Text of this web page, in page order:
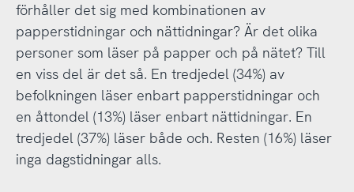
förhåller det sig med kombinationen av
papperstidningar och nättidningar? Är det olika
personer som läser på papper och på nätet? Till
en viss del är det så. En tredjedel (34%) av
befolkningen läser enbart papperstidningar och
en åttondel (13%) läser enbart nättidningar. En
tredjedel (37%) läser både och. Resten (16%) läser
inga dagstidningar alls.